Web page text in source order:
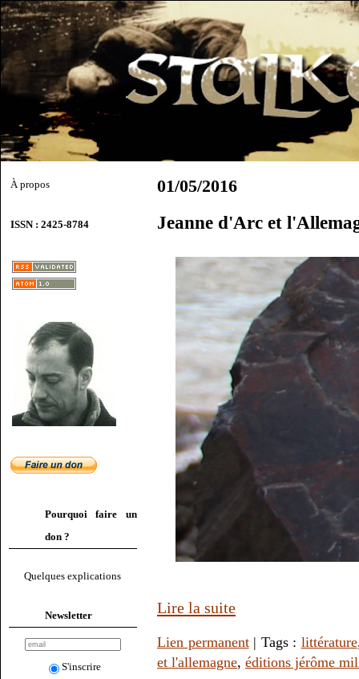
À propos
ISSN : 2425-8784
Pourquoi faire un
don ?
Quelques explications
Newsletter
S'inscrire
01/05/2016
Jeanne d'Arc et
Lire la suite
Lien permanent| Tags : littérature
et l'allemagne, éditions jérôme